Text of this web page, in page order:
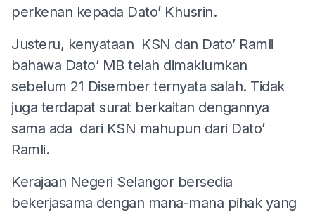
perkenan kepada Dato’ Khusrin.
Justeru, kenyataan KSN dan Dato’ Ramli
bahawa Dato’ MB telah dimaklumkan
sebelum 21 Disember ternyata salah. Tidak
juga terdapat surat berkaitan dengannya
sama ada dari KSN mahupun dari Dato’
Ramli.
Kerajaan Negeri Selangor bersedia
bekerjasama dengan mana-mana pihak yang